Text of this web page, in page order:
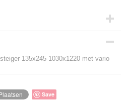
135x245 1030x1220 met vario
Save